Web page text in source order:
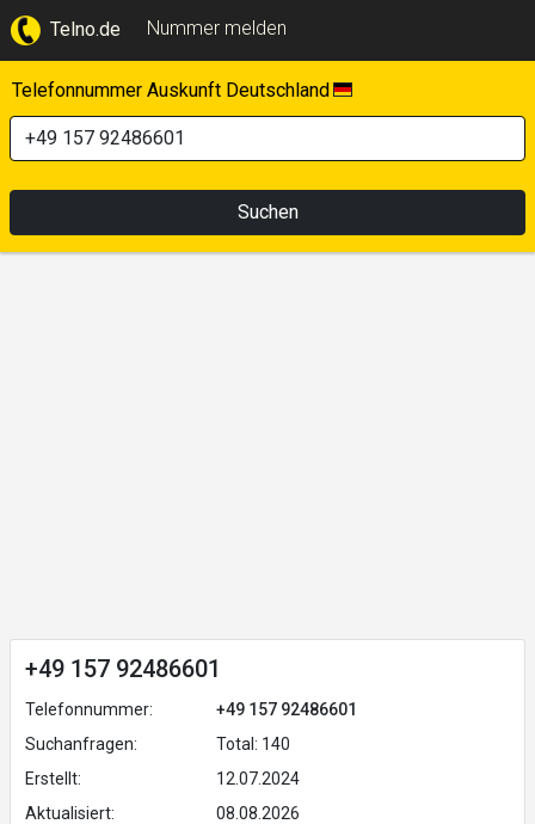
Telno.de Nummer melden
Telefonnummer Auskunft Deutschland
Suchen
+49 157 92486601
Telefonnummer:
+49 157 92486601
Suchanfragen:
Total: 140
Erstellt:
12.07.2024
Aktualisiert:
08.08.2026